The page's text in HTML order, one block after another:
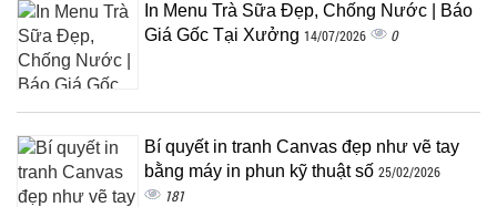
In Menu Trà Sữa Đẹp, Chống Nước | Báo
Giá Gốc Tại Xưởng 14/07/2026 0
Bí quyết in tranh Canvas đẹp như vẽ tay
bằng máy in phun kỹ thuật số 25/02/2026
181